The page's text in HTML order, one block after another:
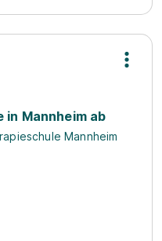
in Mannheim ab
Mannheim